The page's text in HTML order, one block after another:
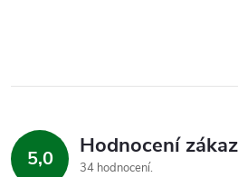
5,0 Hodnocení
34 hodnocení